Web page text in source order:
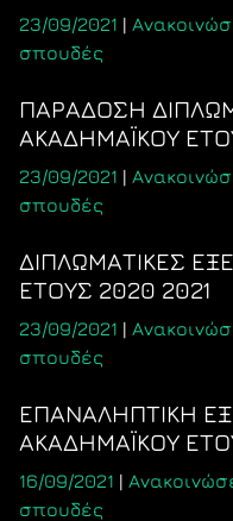
23/09/2021 |
σπουδές
ΠΑΡΑΔΟΣΗ
ΑΚΑΔΗΜΑΪΚΟΥ
23/09/2021 |
σπουδές
ΔΙΠΛΩΜΑΤΙΚΕΣ
ΕΤΟΥΣ 2020 2021
23/09/2021 |
σπουδές
ΕΠΑΝΑΛΗΠΤΙΚΗ
ΑΚΑΔΗΜΑΪΚΟΥ
16/09/2021 |
σπουδές